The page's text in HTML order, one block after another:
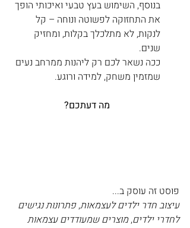
בנוסף, השימוש בעץ טבעי ואיכותי הופך
את התחזוקה לפשוטה ונוחה – קל
לנקות, לא מתלכלך בקלות, ומחזיק
שנים.
ככה נשאר לכם רק ליהנות ממרחב נעים
שמזמין משחק, למידה ורוגע.
מה דעתכם?
פוסט זה עוסק ב...
עיצוב חדר ילדים לעצמאות, פתרונות נגישים
לחדרי ילדים, מוצרים שמעודדים עצמאות